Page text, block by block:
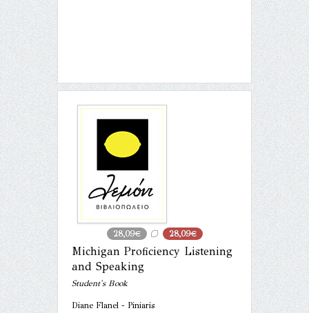
28,09€ 28,09€
Michigan Proficiency Listening
and Speaking
Student's Book
Diane Flanel - Piniaris